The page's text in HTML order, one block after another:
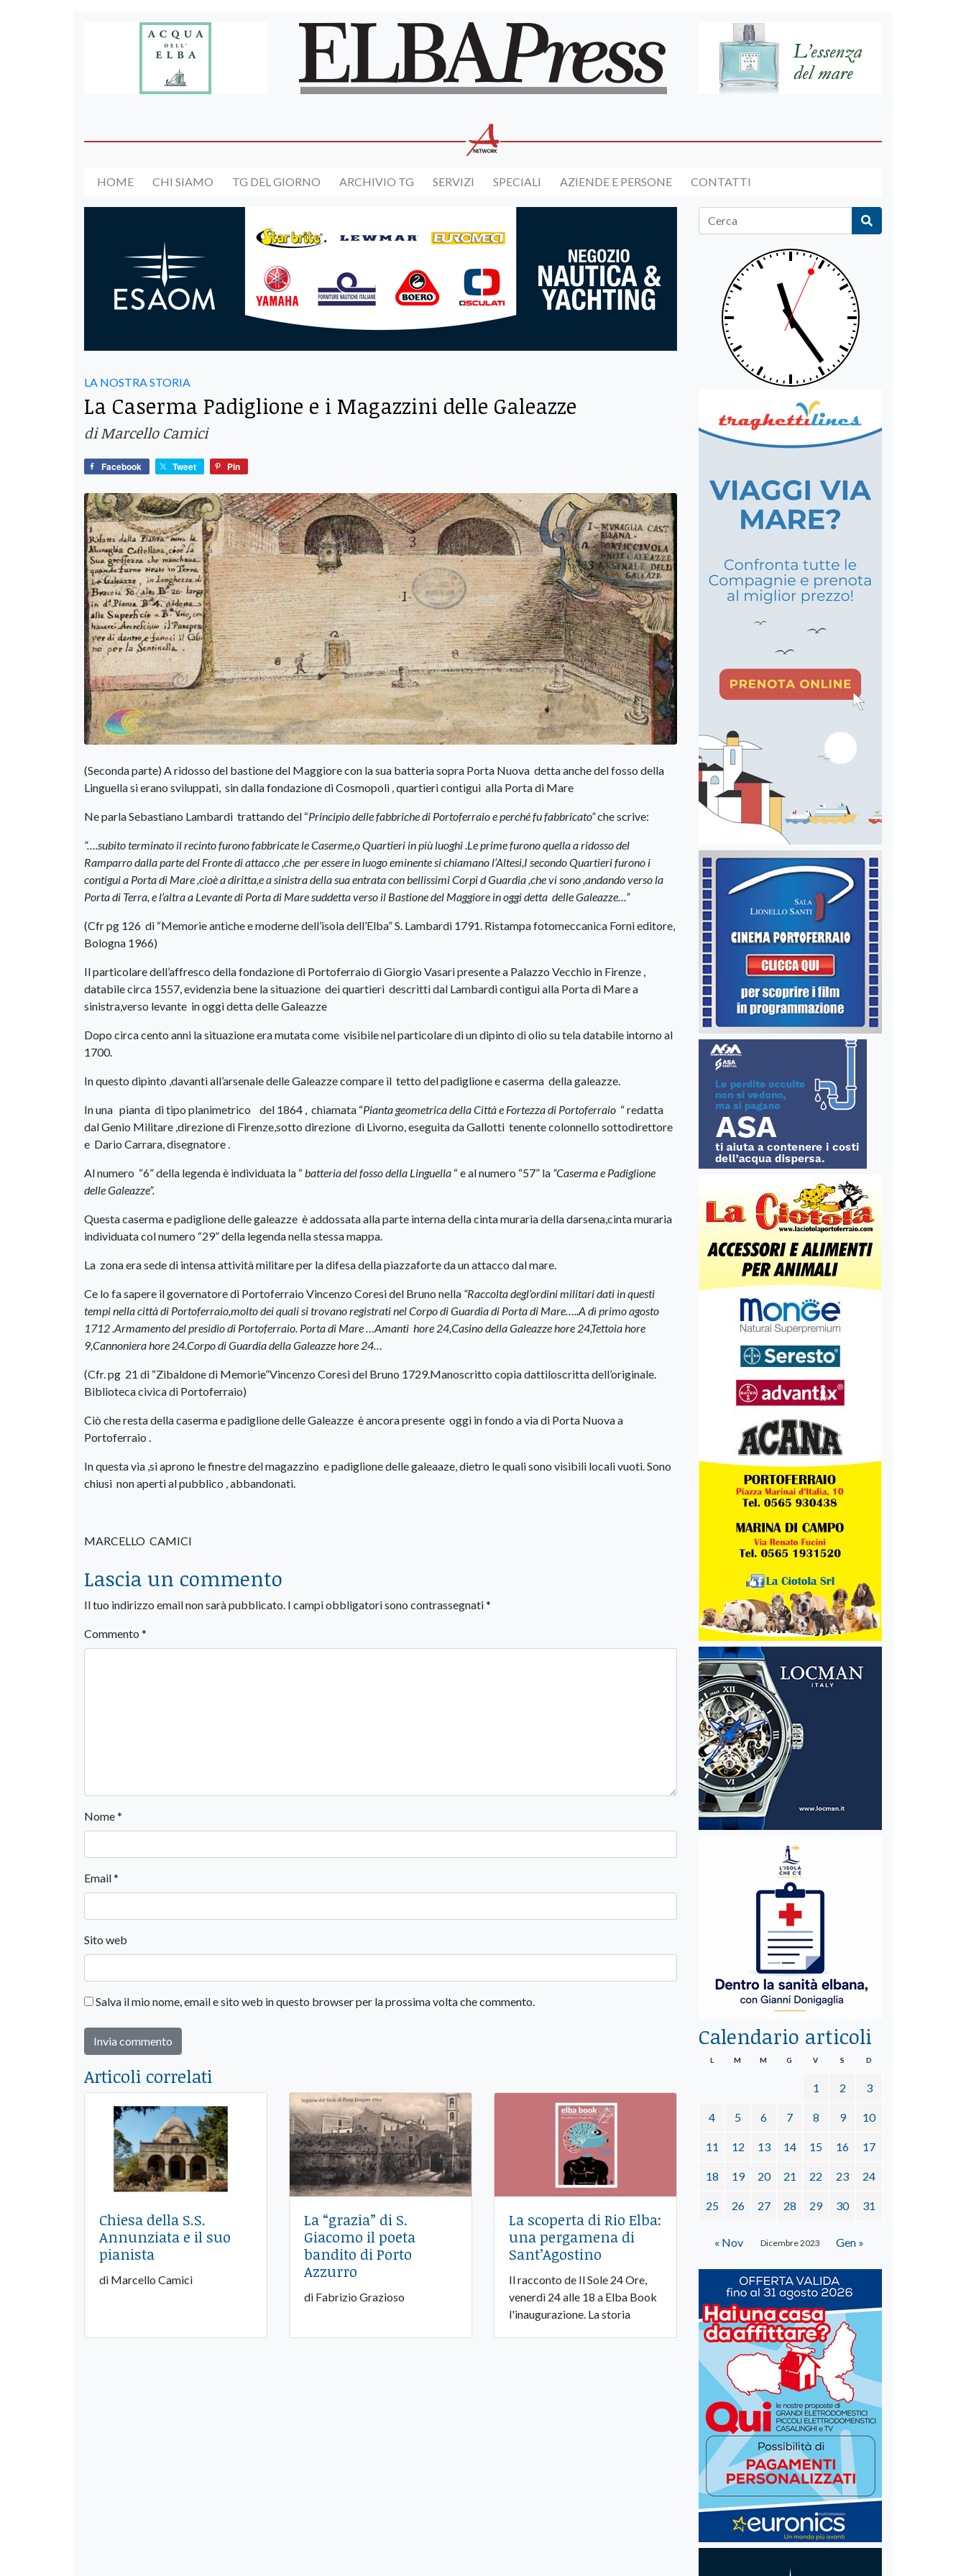
HOME CHI SIAMO TG DEL GIORNO ARCHIVIO TG SERVIZI SPECIALI AZIENDE E PERSONE CONTATTI
LA NOSTRA STORIA
La Caserma Padiglione e i Magazzini delle Galeazze
di Marcello Camici
Facebook Tweet Pin
(Seconda parte) A ridosso del bastione del Maggiore con la sua batteria sopra Porta Nuova detta anche del fosso della
Linguella si erano sviluppati, sin dalla fondazione di Cosmopoli , quartieri contigui alla Porta di Mare
Ne parla Sebastiano Lambardi trattando del “Principio delle fabbriche di Portoferraio e perché fu fabbricato”che scrive:
“….subito terminato il recinto furono fabbricate le Caserme,o Quartieri in più luoghi .Le prime furono quella a ridosso del
Ramparro dalla parte del Fronte di attacco ,che per essere in luogo eminente si chiamano l’Altesi,I secondo Quartieri furono i
contigui a Porta di Mare ,cioè a diritta,e a sinistra della sua entrata con bellissimi Corpi d Guardia ,che vi sono ,andando verso la
Porta di Terra, e l’altra a Levante di Porta di Mare suddetta verso il Bastione del Maggiore in oggi detta delle Galeazze…”
(Cfr pg 126 di “Memorie antiche e moderne dell’isola dell’Elba” S. Lambardi 1791. Ristampa fotomeccanica Forni editore,
Bologna 1966)
Il particolare dell’affresco della fondazione di Portoferraio di Giorgio Vasari presente a Palazzo Vecchio in Firenze ,
databile circa 1557, evidenzia bene la situazione dei quartieri descritti dal Lambardi contigui alla Porta di Mare a
sinistra,verso levante in oggi detta delle Galeazze
Dopo circa cento anni la situazione era mutata come visibile nel particolare di un dipinto di olio su tela databile intorno al
1700.
In questo dipinto ,davanti all’arsenale delle Galeazze compare il tetto del padiglione e caserma della galeazze.
In una pianta di tipo planimetrico del 1864 , chiamata “Pianta geometrica dellaCittà e Fortezza di Portoferraio “ redatta
dal Genio Militare ,direzione di Firenze,sotto direzione di Livorno, eseguita da Gallotti tenente colonnello sottodirettore
e Dario Carrara, disegnatore .
Al numero “6” della legenda è individuata la “ batteria del fosso della Linguella “ e al numero “57” la “Caserma e Padiglione
delle Galeazze”.
Questa caserma e padiglione delle galeazze è addossata alla parte interna della cinta muraria della darsena,cinta muraria
individuata col numero “29” della legenda nella stessa mappa.
La zona era sede di intensa attività militare per la difesa della piazzaforte da un attacco dal mare.
Ce lo fa sapere il governatore di Portoferraio Vincenzo Coresi del Bruno nella “Raccolta degl’ordini militari dati in questi
tempi nella città di Portoferraio,molto dei quali si trovano registrati nel Corpo di Guardia di Porta di Mare…..A dì primo agosto
1712 .Armamento del presidio di Portoferraio. Porta di Mare …Amanti hore 24,Casino della Galeazze hore 24,Tettoia hore
9,Cannoniera hore 24.Corpo di Guardia della Galeazze hore 24…
(Cfr. pg 21 di “Zibaldone di Memorie”Vincenzo Coresi del Bruno 1729.Manoscritto copia dattiloscritta dell’originale.
Biblioteca civica di Portoferraio)
Ciò che resta della caserma e padiglione delle Galeazze è ancora presente oggi in fondo a via di Porta Nuova a
Portoferraio .
In questa via ,si aprono le finestre del magazzino e padiglione delle galeaaze, dietro le quali sono visibili locali vuoti. Sono
chiusi non aperti al pubblico , abbandonati.
MARCELLO CAMICI
Lascia un commento
Il tuo indirizzo email non sarà pubblicato. I campi obbligatori sono contrassegnati*
Commento *
Nome*
Email*
Sito web
Salva il mio nome, email e sito web in questo browser per la prossima volta che commento.
Articoli correlati
Chiesa della S.S.
Annunziata e il suo
pianista
di Marcello Camici
La “grazia” di S.
Giacomo il poeta
bandito di Porto
Azzurro
di Fabrizio Grazioso
La scoperta di Rio Elba:
una pergamena di
Sant’Agostino
Il racconto de Il Sole 24 Ore,
venerdì 24 alle 18 a Elba Book
l'inaugurazione. La storia
Calendario articoli
Dicembre 2023
L M M G V S D
1 2 3
4 5 6 7 8 9 10
11 12 13 14 15 16 17
18 19 20 21 22 23 24
25 26 27 28 29 30 31
« Nov Gen »